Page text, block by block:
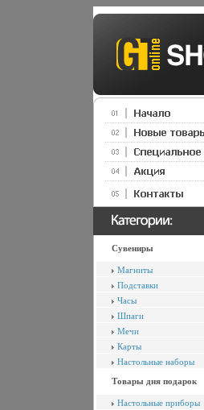
Сувениры
Магниты
Подставки
Часы
Шпаги
Мечи
Карты
Настольные наборы
Товары дня подарок
Настольные приборы